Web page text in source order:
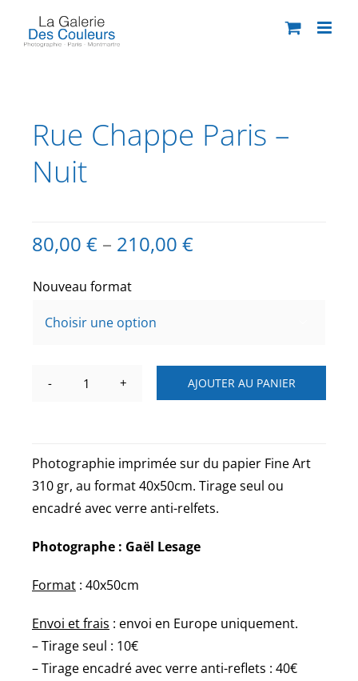
Rue Chappe Paris –
Nuit
80,00 €– 210,00 €
Nouveau format
quantité
Chappe
Paris
Nuit
AJOUTER AU PANIER
Photographie imprimée sur du papier Fine Art
310 gr, au format 40x50cm. Tirage seul ou
encadré avec verre anti-relfets.
Photographe : Gaël Lesage
Format: 40x50cm
Envoi et frais : envoi en Europe uniquement.
– Tirage seul : 10€
– Tirage encadré avec verre anti-reflets : 40€